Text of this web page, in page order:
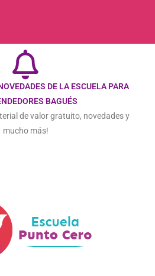
k
a
DE LA ESCUELA PARA
BAGUÉS
de valor gratuito, novedades y
mucho más!